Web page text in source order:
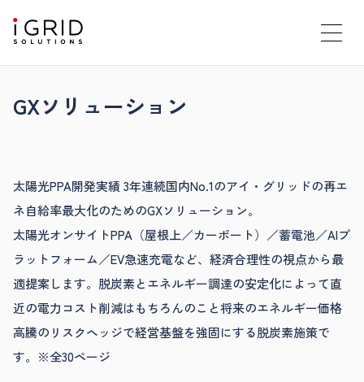
GXソリューション
太陽光PPA開発実績 3年連続国内No.1のアイ・グリッドの再エ
ネ自給率最大化のためのGXソリューション。
太陽光オンサイトPPA（屋根上／カーポート）／蓄電池／AIプ
ラットフォーム／EV急速充電など、経済合理性の視点から最
適提案します。脱炭素とエネルギー調達の安定化によって直
近の電力コスト削減はもちろんのこと将来のエネルギー価格
高騰のリスクヘッジで経営基盤を強固にする脱炭素施策で
す。※全30ページ